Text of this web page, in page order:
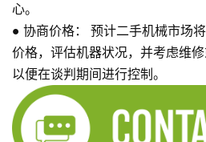
心。
● 协商价格： 预计二手机械市场
价格，评估机器状况，并考虑维修
以便在谈判期间进行控制。